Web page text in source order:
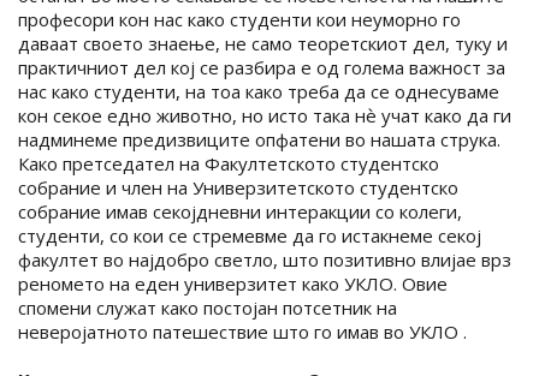
професори кон нас како студенти кои неуморно го
даваат своето знаење, не само теоретскиот дел, туку и
практичниот дел кој се разбира е од голема важност за
нас како студенти, на тоа како треба да се однесуваме
кон секое едно животно, но исто така нѐ учат како да ги
надминеме предизвиците опфатени во нашата струка.
Како претседател на Факултетското студентско
собрание и член на Универзитетското студентско
собрание имав секојдневни интеракции со колеги,
студенти, со кои се стремевме да го истакнеме секој
факултет во најдобро светло, што позитивно влијае врз
реномето на еден универзитет како УКЛО. Овие
спомени служат како постојан потсетник на
неверојатното патешествие што го имав во УКЛО .